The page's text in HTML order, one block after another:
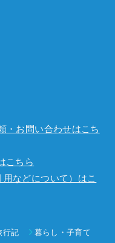
・お問い合わせはこち
こちら
などについて）はこ
行記
暮らし・子育て